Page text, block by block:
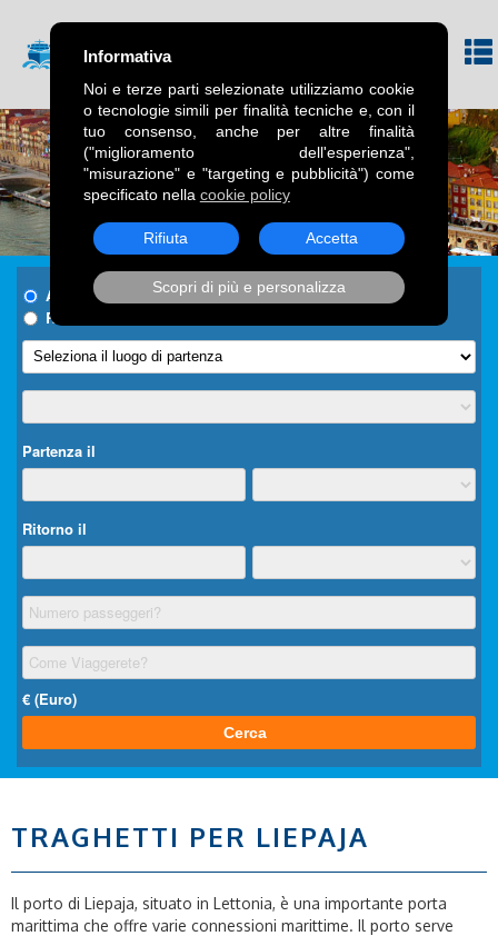
TRAGHETTI PER LIEPAJA
Il porto di Liepaja, situato in Lettonia, è una importante porta
marittima che offre varie connessioni marittime. Il porto serve
Informativa
Noi e terze parti selezionate utilizziamo cookie
o tecnologie simili per finalità tecniche e, con il
tuo consenso, anche per altre finalità
("miglioramento dell'esperienza",
"misurazione" e "targeting e pubblicità") come
specificato nella cookie policy
Rifiuta Accetta
Scopri di più e personalizza